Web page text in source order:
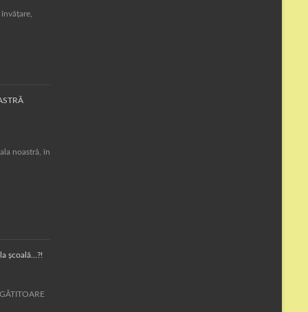
noastră, în
școală…?!